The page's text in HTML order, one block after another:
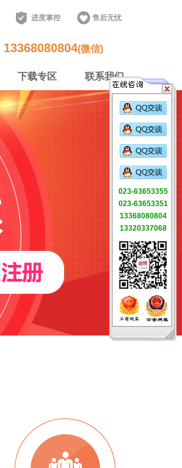
进度掌控 售后无忧
13368080804(微信)
下载专区 联系我们
023-63653355
023-63653351
13368080804
13320337068